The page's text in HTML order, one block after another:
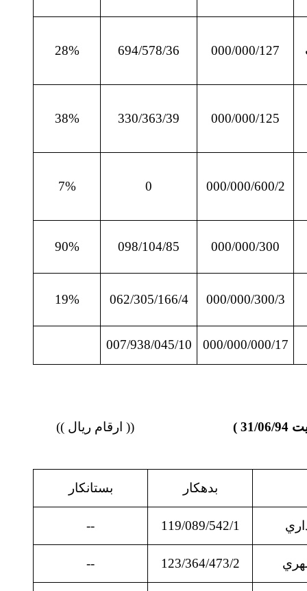
000/000/127
694/578/36
28%
000/000/125
330/363/39
38%
000/000/600/2
0
7%
000/000/300
098/104/85
90%
000/000/300/3
062/305/166/4
19%
000/000/000/17
007/938/045/10
(( ارقام ریال ))
بدهكار بستانكار
119/089/542/1
--
123/364/473/2
--